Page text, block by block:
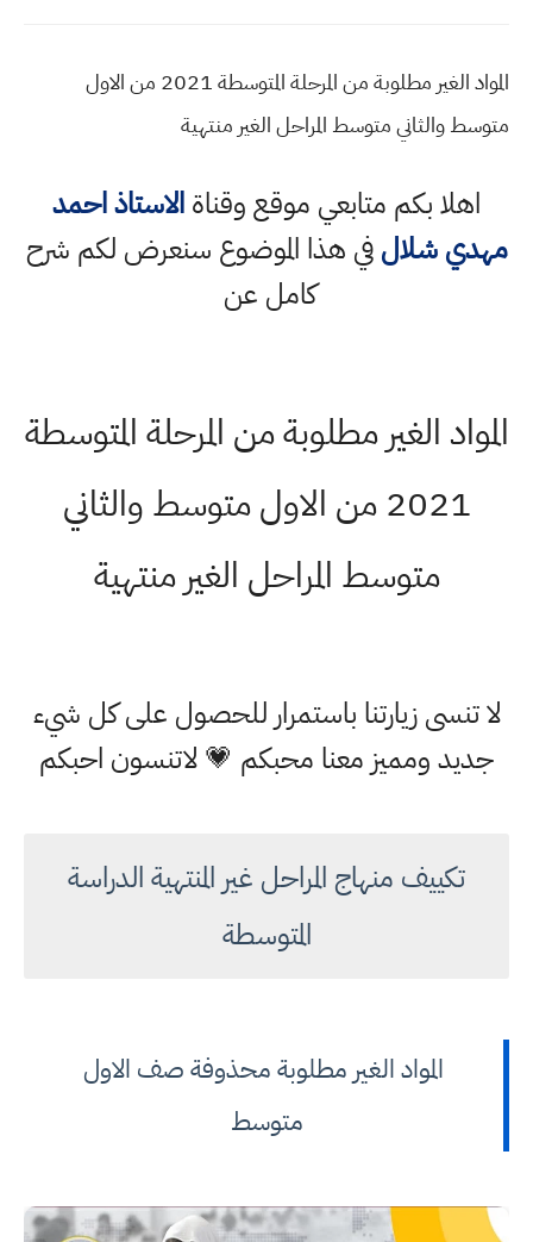
المواد الغير مطلوبة من المرحلة المتوسطة 2021 من الاول
متوسط والثاني متوسط المراحل الغير منتهية
اهلا بكم متابعي موقع وقناةالاستاذ احمد
مهدي شلالفي هذا الموضوع سنعرض لكم شرح
كامل عن
المواد الغير مطلوبة من المرحلة المتوسطة
2021 من الاول متوسط والثاني
متوسط المراحل الغير منتهية
لا تنسى زيارتنا باستمرار للحصول على كل شيء
جديد ومميز معنا محبكم 💗 لاتنسون احبكم
تكييف منهاج المراحل غير المنتهية الدراسة
المتوسطة
المواد الغير مطلوبة محذوفة صف الاول
متوسط